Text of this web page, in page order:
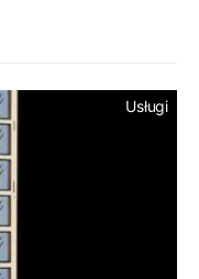
Usługi